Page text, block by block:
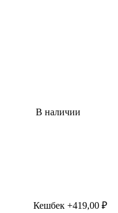
В наличии
Кешбек +419,00 ₽